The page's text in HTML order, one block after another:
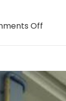
Off